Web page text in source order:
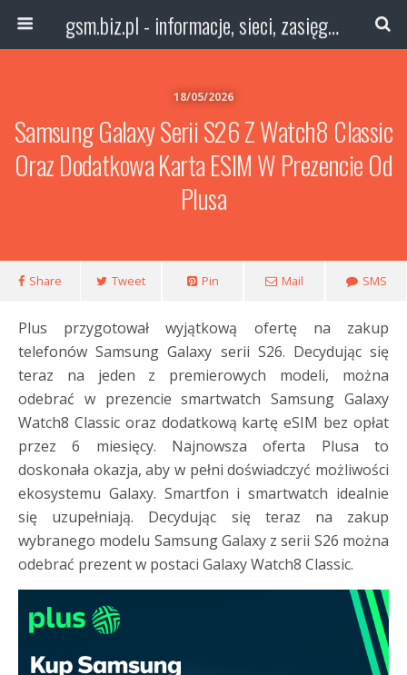
gsm.biz.pl - informacje, sieci, zasięg technologie
18/05/2026
Samsung Galaxy Serii S26 Z Watch8 Classic
Oraz Dodatkowa Karta ESIM W Prezencie Od
Plusa
Share Tweet Pin Mail SMS
Plus przygotował wyjątkową ofertę na zakup
telefonów Samsung Galaxy serii S26. Decydując się
teraz na jeden z premierowych modeli, można
odebrać w prezencie smartwatch Samsung Galaxy
Watch8 Classic oraz dodatkową kartę eSIM bez opłat
przez 6 miesięcy. Najnowsza oferta Plusa to
doskonała okazja, aby w pełni doświadczyć możliwości
ekosystemu Galaxy. Smartfon i smartwatch idealnie
się uzupełniają. Decydując się teraz na zakup
wybranego modelu Samsung Galaxy z serii S26 można
odebrać prezent w postaci Galaxy Watch8 Classic.